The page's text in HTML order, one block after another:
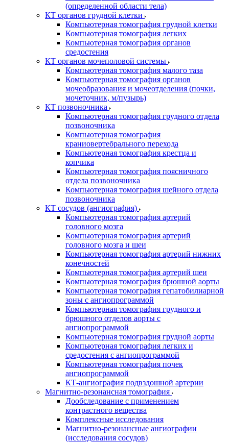
(определенной области тела)
КТ органов грудной клетки
Компьютерная томография грудной клетки
Компьютерная томография легких
Компьютерная томография органов
средостения
КТ органов мочеполовой системы
Компьютерная томография малого таза
Компьютерная томография органов
мочеобразования и мочеотделения (почки,
мочеточник, м/пузырь)
КТ позвоночника
Компьютерная томография грудного отдела
позвоночника
Компьютерная томография
краниовертебрального перехода
Компьютерная томография крестца и
копчика
Компьютерная томография поясничного
отдела позвоночника
Компьютерная томография шейного отдела
позвоночника
КТ сосудов (ангиография)
Компьютерная томография артерий
головного мозга
Компьютерная томография артерий
головного мозга и шеи
Компьютерная томография артерий нижних
конечностей
Компьютерная томография артерий шеи
Компьютерная томография брюшной аорты
Компьютерная томография гепатобилиарной
зоны с ангиопрограммой
Компьютерная томография грудного и
брюшного отделов аорты с
ангиопрограммой
Компьютерная томография грудной аорты
Компьютерная томография легких и
средостения с ангиопрограммой
Компьютерная томография почек
ангиопрограммой
КТ-ангиография подвздошной артерии
Магнитно-резонансная томография
Дообследование с применением
контрастного вещества
Комплексные исследования
Магнитно-резонансные ангиографии
(исследования сосудов)